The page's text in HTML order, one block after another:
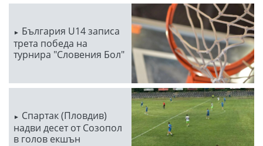
България U14 записа
трета победа на
турнира "Словения Бол"
Спартак (Пловдив)
надви десет от Созопол
в голов екшън